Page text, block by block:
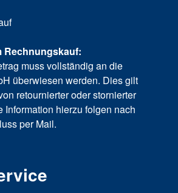
Rechnungskauf:
muss vollständig an die
überwiesen werden. Dies gilt
retournierter oder stornierter
Information hierzu folgen nach
per Mail.